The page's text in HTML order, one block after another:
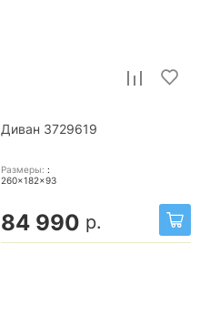
Диван 3729619
Размеры: :
260x182x93
84 990 р.